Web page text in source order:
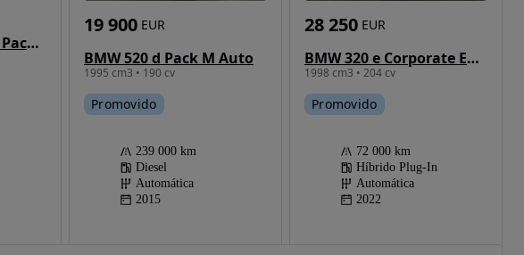
BMW X5 40e xDrive Pack M
BMW 520 d Pack M Auto
1995 cm3 • 190 cv
19 900 EUR
Promovido
239 000 km
Diesel
Automática
2015
BMW 320 e Corporate Edition Auto
1998 cm3 • 204 cv
28 250 EUR
Promovido
72 000 km
Híbrido Plug-In
Automática
2022